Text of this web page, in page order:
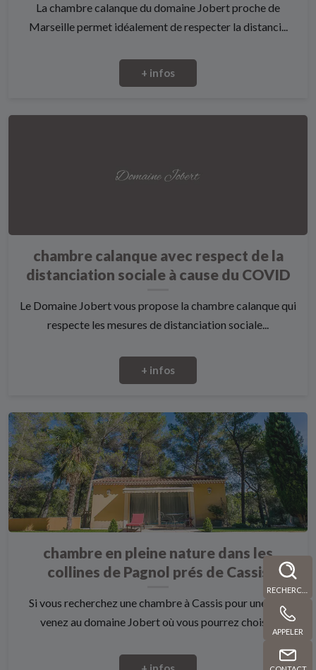
APPELER
La chambre calanque du domaine Jobert proche de
Marseille permet idéalement de respecter la distanci...
+ infos
chambre calanque avec respect de la
distanciation sociale à cause du COVID
Le Domaine Jobert vous propose la chambre calanque qui
respecte les mesures de distanciation sociale...
+ infos
chambre en pleine nature dans les
collines de Pagnol prés de Cassis
Si vous recherchez une chambre à Cassis pour une nuit
venez au domaine Jobert où vous pourrez choisi...